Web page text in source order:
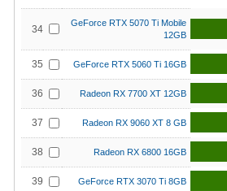
34
GeForce RTX 5070 Ti Mobile
12GB
35 GeForce RTX 5060 Ti 16GB
36 Radeon RX 7700 XT 12GB
37 Radeon RX 9060 XT 8 GB
38 Radeon RX 6800 16GB
39 GeForce RTX 3070 Ti 8GB